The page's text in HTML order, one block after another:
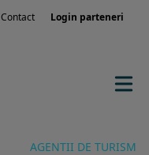
Contact Login parteneri
AGENTII DE TURISM